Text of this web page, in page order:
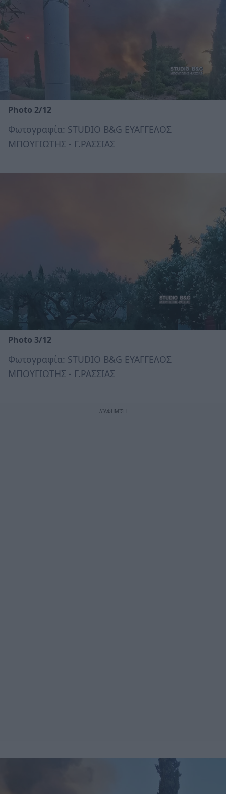
Photo 2/12
Φωτογραφία: STUDIO B&G ΕΥΑΓΓΕΛΟΣ
ΜΠΟΥΓΙΩΤΗΣ - Γ.ΡΑΣΣΙΑΣ
Photo 3/12
Φωτογραφία: STUDIO B&G ΕΥΑΓΓΕΛΟΣ
ΜΠΟΥΓΙΩΤΗΣ - Γ.ΡΑΣΣΙΑΣ